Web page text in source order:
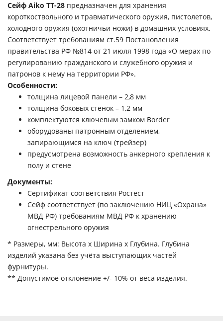
Сейф Aiko TT-28 предназначен для хранения
короткоствольного и травматического оружия, пистолетов,
холодного оружия (охотничьи ножи) в домашних условиях.
Соответствует требованиям ст.59 Постановления
правительства РФ №814 от 21 июля 1998 года «О мерах по
регулированию гражданского и служебного оружия и
патронов к нему на территории РФ».
Особенности:
толщина лицевой панели – 2,8 мм
толщина боковых стенок – 1,2 мм
комплектуются ключевым замком Border
оборудованы патронным отделением,
запирающимся на ключ (трейзер)
предусмотрена возможность анкерного крепления к
полу и стене
Документы:
Сертификат соответствия Ростест
Cейф соответствует (по заключению НИЦ «Охрана»
МВД РФ) требованиям МВД РФ к хранению
огнестрельного оружия
* Размеры, мм: Высота x Ширина x Глубина. Глубина
изделий указана без учёта выступающих частей
фурнитуры.
** Допустимое отклонение +/- 10% от веса изделия.